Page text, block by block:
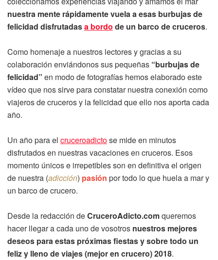
nuestra mente rápidamente vuela a esas burbujas de
felicidad disfrutadasa bordo de un barco de cruceros.
Como homenaje a nuestros lectores y gracias a su
colaboración enviándonos sus pequeñas “burbujas de
felicidad” en modo de fotografías hemos elaborado este
vídeo que nos sirve para constatar nuestra conexión como
viajeros de cruceros y la felicidad que ello nos aporta cada
año.
Un año para el cruceroadictose mide en minutos
disfrutados en nuestras vacaciones en cruceros. Esos
momento únicos e irrepetibles son en definitiva el origen
de nuestra (adicción) pasión por todo lo que huela a mar y
un barco de crucero.
Desde la redacción deCruceroAdicto.comqueremos
hacer llegar a cada uno de vosotros nuestros mejores
deseos para estas próximas fiestas y sobre todo un
feliz y lleno de viajes (mejor en crucero) 2018.